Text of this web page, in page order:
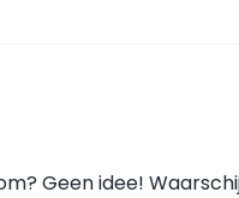
Geen idee!